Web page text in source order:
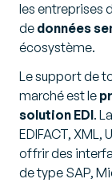
les entreprises
de données
écosystème.
Le support de
marché est le
solution EDI.
EDIFACT, XML,
offrir des
de type SAP,